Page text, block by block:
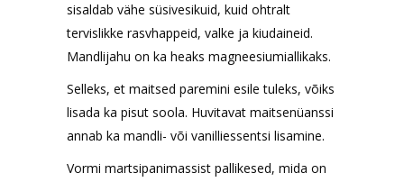
sisaldab vähe süsivesikuid, kuid ohtralt
tervislikke rasvhappeid, valke ja kiudaineid.
Mandlijahu on ka heaks magneesiumiallikaks.
Selleks, et maitsed paremini esile tuleks, võiks
lisada ka pisut soola. Huvitavat maitsenüanssi
annab ka mandli- või vanilliessentsi lisamine.
Vormi martsipanimassist pallikesed, mida on